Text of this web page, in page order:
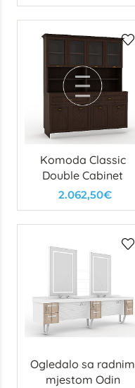
Komoda Classic
Double Cabinet
2.062,50€
Ogledalo sa radnim
mjestom Odin